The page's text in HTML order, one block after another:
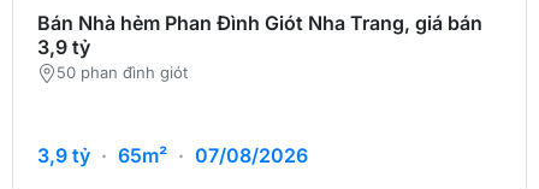
Bán Nhà hẻm Phan Đình Giót Nha Trang, giá bán
3,9 tỷ
50 phan đình giót
3,9 tỷ · 65m² · 07/08/2026